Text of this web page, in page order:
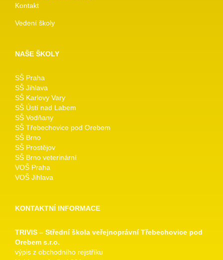
Kontakt
Vedení školy
NAŠE ŠKOLY
SŠ Praha
SŠ Jihlava
SŠ Karlovy Vary
SŠ Ústí nad Labem
SŠ Vodňany
SŠ Třebechovice pod Orebem
SŠ Brno
SŠ Prostějov
SŠ Brno veterinární
VOŠ Praha
VOŠ Jihlava
KONTAKTNÍ INFORMACE
TRIVIS – Střední škola veřejnoprávní Třebechovice pod
Orebem s.r.o.
výpis z obchodního rejstříku